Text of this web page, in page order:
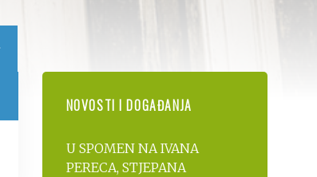
NOVOSTI I DOGAĐANJA
U SPOMEN NA IVANA
PERECA, STJEPANA